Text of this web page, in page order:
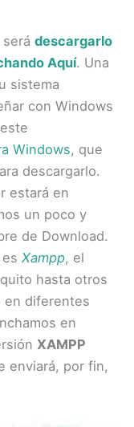
descargarlo
Aquí. Una
sistema
con Windows
Windows, que
descargarlo.
estará en
un poco y
de Download.
Xampp, el
hasta otros
en diferentes
en
XAMPP
enviará, por fin,